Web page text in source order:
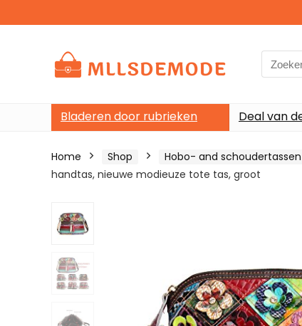
Search
for:
Bladeren door rubrieken Deal van
Home Shop Hobo- and schoudertassen
handtas, nieuwe modieuze tote tas, groot